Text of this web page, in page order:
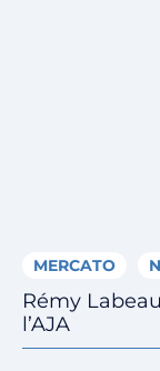
MERCATO
Rémy
l’AJA